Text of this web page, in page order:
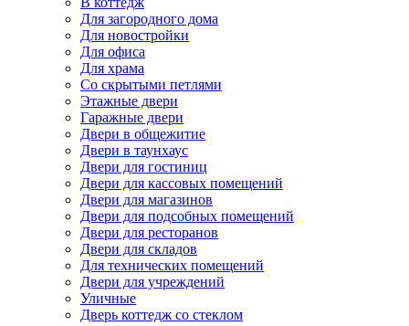
Для загородного дома
Для новостройки
Для офиса
Для храма
Со скрытыми петлями
Этажные двери
Гаражные двери
Двери в общежитие
Двери в таунхаус
Двери для гостиниц
Двери для кассовых помещений
Двери для магазинов
Двери для подсобных помещений
Двери для ресторанов
Двери для складов
Для технических помещений
Двери для учреждений
Уличные
Дверь коттедж со стеклом